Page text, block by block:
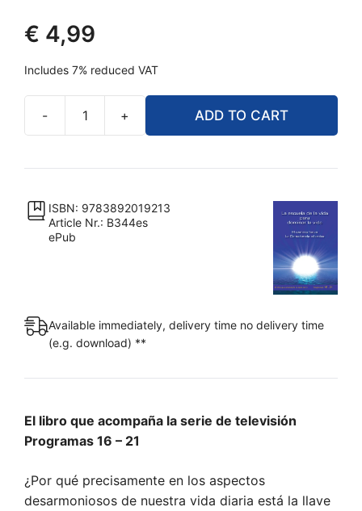
€ 4,99
Includes 7% reduced VAT
-
La
de
la
vida.
Tomo
+ ADD TO CART
ISBN: 9783892019213
Article Nr.: B344es
ePub
Available immediately, delivery time no delivery time
(e.g. download) **
El libro que acompaña la serie de televisión
Programas 16 – 21
¿Por qué precisamente en los aspectos
desarmoniosos de nuestra vida diaria está la llave